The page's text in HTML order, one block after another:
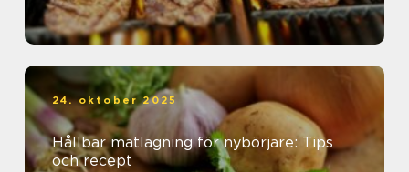
24. oktober 2025
Hållbar matlagning för nybörjare: Tips
och recept